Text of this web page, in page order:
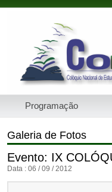
Programação
Galeria de Fotos
Evento: IX
Data : 06 / 09 / 2012